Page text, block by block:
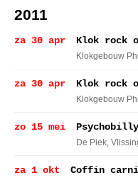
2011
za 30 apr Klok rock
Klokgebouw
za 30 apr Klok rock
Klokgebouw
zo 15 mei
De Piek,
za 1 okt
Coffin